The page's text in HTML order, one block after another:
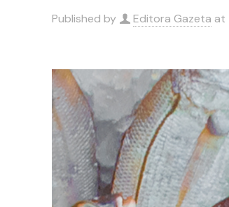
Published by Editora Gazeta at